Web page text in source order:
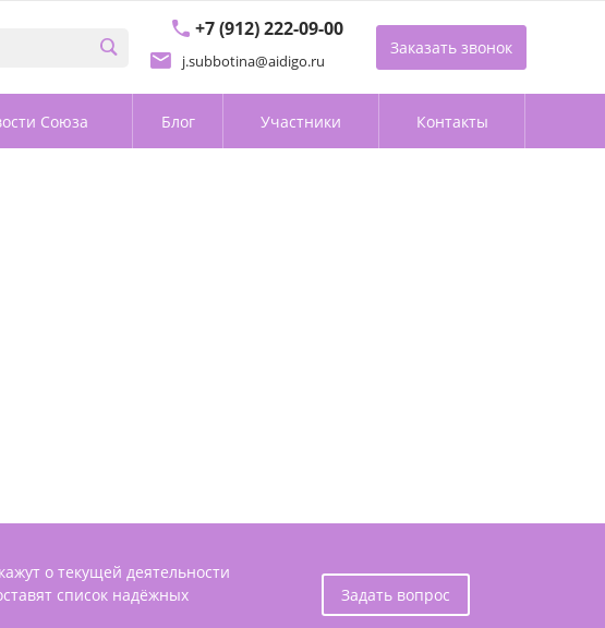
+7 (912) 222-09-00
j.subbotina@aidigo.ru
Заказать звонок
Союза Блог Участники Контакты
о текущей деятельности
список надёжных
Задать вопрос